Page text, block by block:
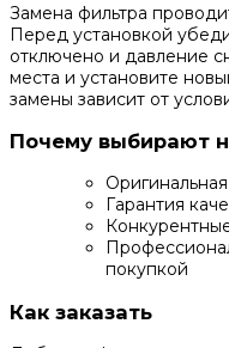
Замена фильтра
Перед установкой
отключено и давление
места и установите
замены зависит от
Почему выбирают
Гарантия
покупкой
Как заказать